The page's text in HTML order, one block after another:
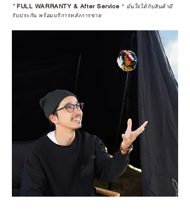
*FULL WARRANTY & After Service * มั่นใจได้กับสินค้ามี
รับประกัน พร้อมบริการหลังการขาย